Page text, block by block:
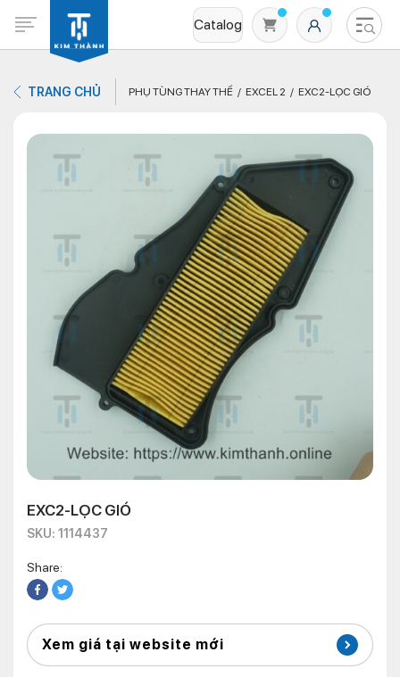
Catalog
Không có sản phẩm nào trong giỏ hàng
TRANG CHỦ PHỤ TÙNG THAY THẾ EXCEL 2 EXC2-LỌC GIÓ
EXC2-LỌC GIÓ
SKU: 1114437
Share:
Xem giá tại website mới